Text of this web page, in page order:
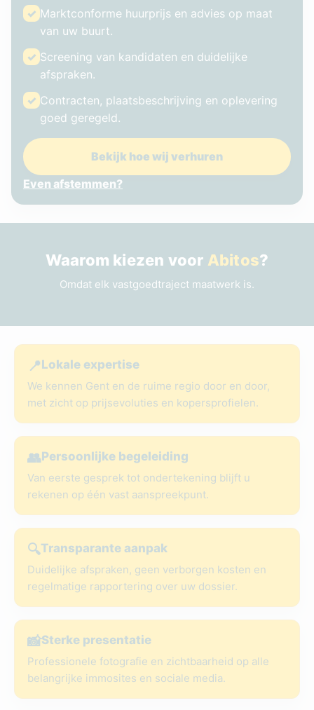
✓ Marktconforme huurprijs en advies op maat
van uw buurt.
✓ Screening van kandidaten en duidelijke
afspraken.
✓ Contracten, plaatsbeschrijving en oplevering
goed geregeld.
Bekijk hoe wij verhuren
Even afstemmen?
Waarom kiezen voor Abitos?
Omdat elk vastgoedtraject maatwerk is.
📍Lokale expertise
We kennen Gent en de ruime regio door en door,
met zicht op prijsevoluties en kopersprofielen.
👥Persoonlijke begeleiding
Van eerste gesprek tot ondertekening blijft u
rekenen op één vast aanspreekpunt.
🔍Transparante aanpak
Duidelijke afspraken, geen verborgen kosten en
regelmatige rapportering over uw dossier.
📸Sterke presentatie
Professionele fotografie en zichtbaarheid op alle
belangrijke immosites en sociale media.